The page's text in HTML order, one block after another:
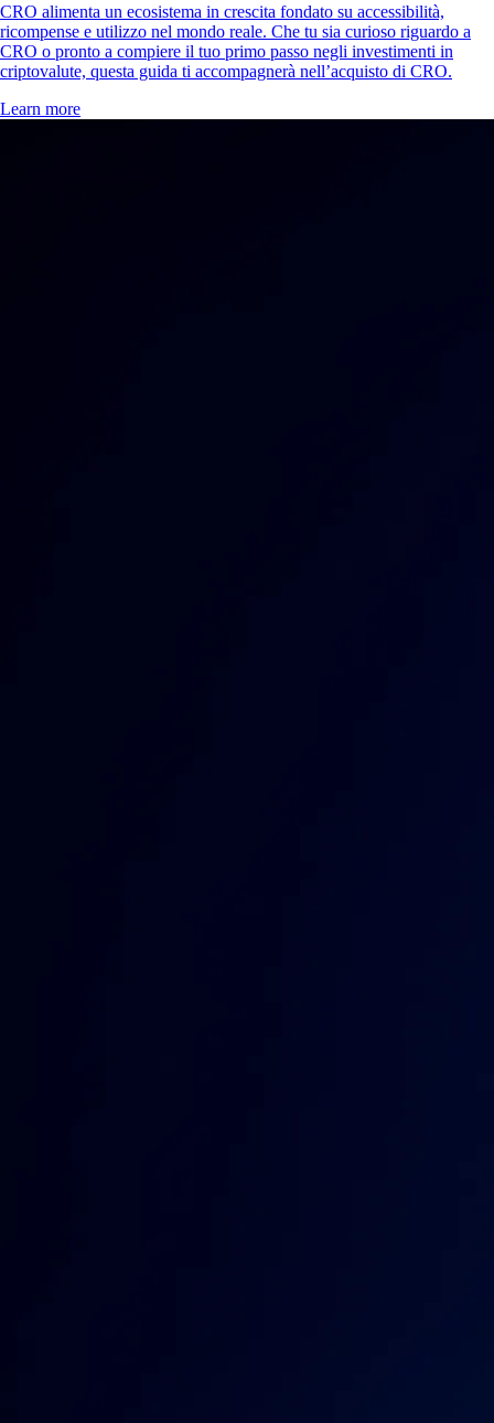
CRO alimenta un ecosistema in crescita fondato su accessibilità,
ricompense e utilizzo nel mondo reale. Che tu sia curioso riguardo a
CRO o pronto a compiere il tuo primo passo negli investimenti in
criptovalute, questa guida ti accompagnerà nell’acquisto di CRO.
Learn more